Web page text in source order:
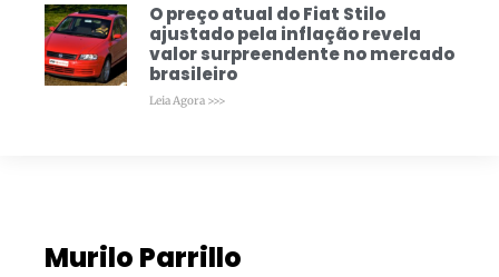
O preço atual do Fiat Stilo
ajustado pela inflação revela
valor surpreendente no mercado
brasileiro
Leia Agora >>>
Murilo Parrillo